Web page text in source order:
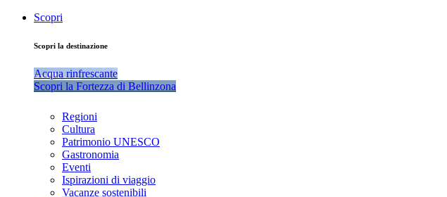
Scopri
Scopri la destinazione
Acqua rinfrescante
Scopri la Fortezza di Bellinzona
Regioni
Cultura
Patrimonio UNESCO
Gastronomia
Eventi
Ispirazioni di viaggio
Vacanze sostenibili